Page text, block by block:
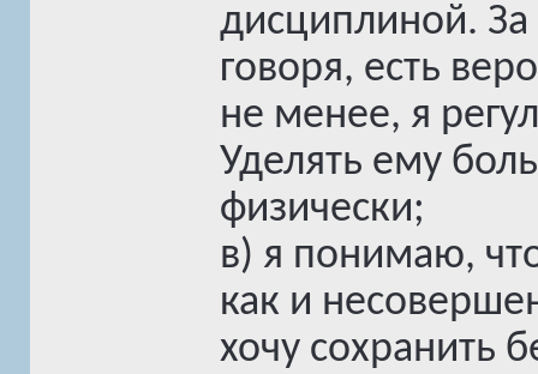
дисциплиной. За
говоря, есть
не менее, я
Уделять ему
физически;
в) я понимаю,
как и
хочу сохранить